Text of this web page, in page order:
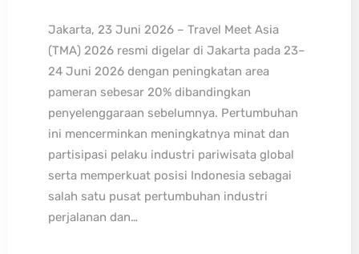
Jakarta, 23 Juni 2026 – Travel Meet Asia
(TMA) 2026 resmi digelar di Jakarta pada 23–
24 Juni 2026 dengan peningkatan area
pameran sebesar 20% dibandingkan
penyelenggaraan sebelumnya. Pertumbuhan
ini mencerminkan meningkatnya minat dan
partisipasi pelaku industri pariwisata global
serta memperkuat posisi Indonesia sebagai
salah satu pusat pertumbuhan industri
perjalanan dan…